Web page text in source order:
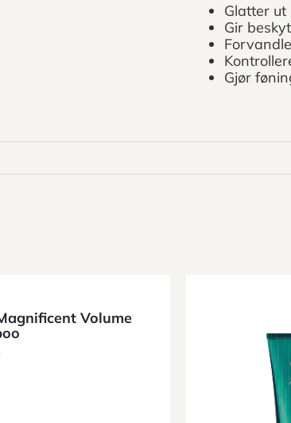
Glatter
Gir
Gjør
Volume